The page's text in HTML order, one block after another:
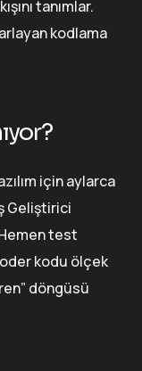
tanımlar.
kodlama
için aylarca
Geliştirici
test
kodu ölçek
döngüsü